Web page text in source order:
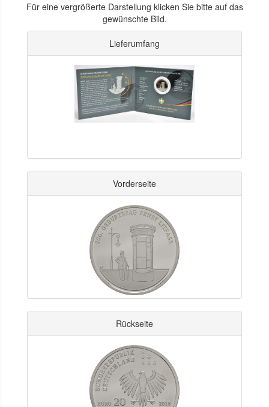
Für eine vergrößerte Darstellung klicken Sie bitte auf das
gewünschte Bild.
Lieferumfang
Vorderseite
Rückseite